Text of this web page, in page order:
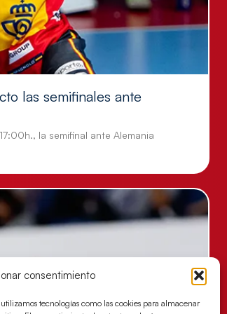
consentimiento
tecnologías como las cookies para almacenar
las semifinales ante
la semifinal ante Alemania